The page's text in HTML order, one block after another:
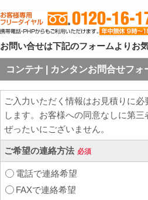
お問い合せは下記のフォームよりお